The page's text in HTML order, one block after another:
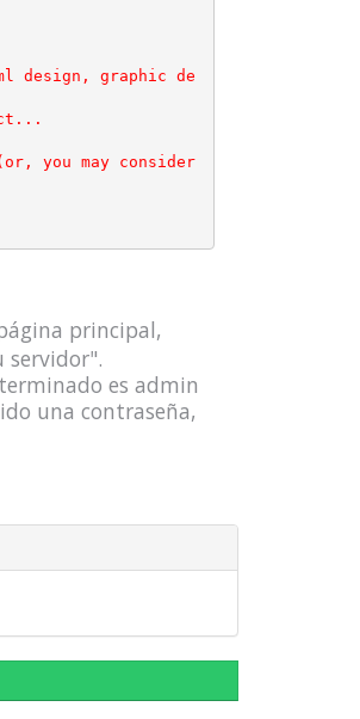
design, graphic de
(or, you may consider
principal,
servidor".
es admin
una contraseña,